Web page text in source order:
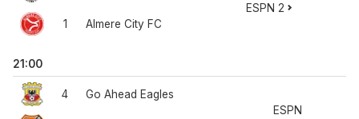
1 Almere City FC
ESPN 2
21:00
4 Go Ahead Eagles
ESPN